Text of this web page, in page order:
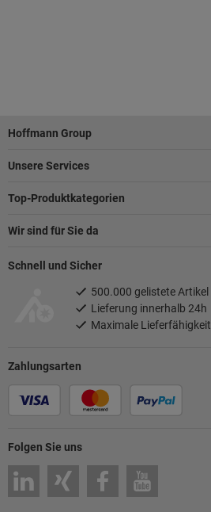
Fußzeile
Hoffmann Group
Unsere Services
Top-Produktkategorien
Wir sind für Sie da
Folgen Sie uns
Zahlungsarten
Schnell und Sicher
500.000 gelistete Artikel
Lieferung innerhalb 24h
Maximale Lieferfähigkeit